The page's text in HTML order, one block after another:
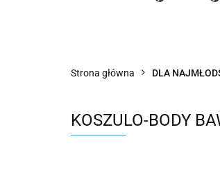
Strona główna DLA
KOSZULO-BODY